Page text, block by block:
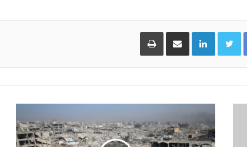
Facebook
Twitter
LinkedInمشاركة عبر البريد طباعة